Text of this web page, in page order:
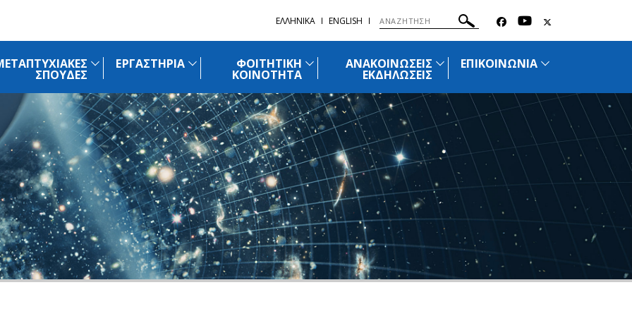
EΛΛΗΝΙΚΑ ENGLISH
ΣΠΟΥΔΕΣ
ΕΡΓΑΣΤΗΡΙΑ ΦΟΙΤΗΤΙΚΗ
ΚΟΙΝΟΤΗΤΑ
ΑΝΑΚΟΙΝΩΣΕΙΣ
ΕΚΔΗΛΩΣΕΙΣ
ΕΠΙΚΟΙΝΩΝΙΑ